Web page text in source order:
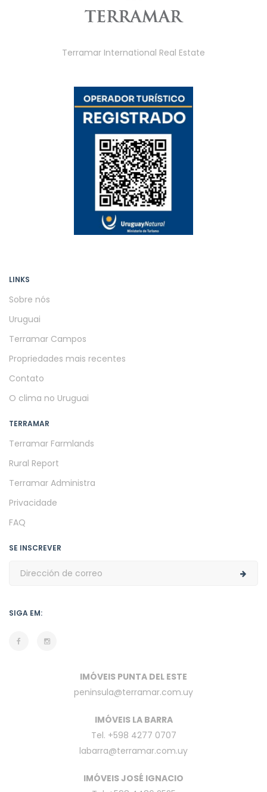
Terramar International Real Estate
LINKS
Sobre nós
Uruguai
Terramar Campos
Propriedades mais recentes
Contato
O clima no Uruguai
TERRAMAR
Terramar Farmlands
Rural Report
Terramar Administra
Privacidade
FAQ
SE INSCREVER
SIGA EM:
IMÓVEIS PUNTA DEL ESTE
peninsula@terramar.com.uy
IMÓVEIS LA BARRA
Tel. +598 4277 0707
labarra@terramar.com.uy
IMÓVEIS JOSÉ IGNACIO